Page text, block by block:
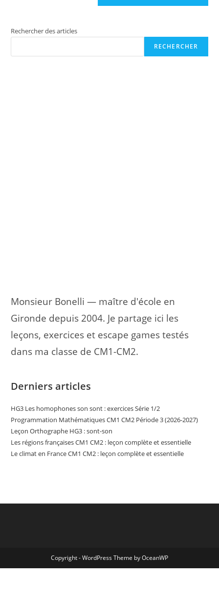
Rechercher des articles
RECHERCHER
Monsieur Bonelli — maître d'école en
Gironde depuis 2004. Je partage ici les
leçons, exercices et escape games testés
dans ma classe de CM1-CM2.
Derniers articles
HG3 Les homophones son sont : exercices Série 1/2
Programmation Mathématiques CM1 CM2 Période 3 (2026-2027)
Leçon Orthographe HG3 : sont-son
Les régions françaises CM1 CM2 : leçon complète et essentielle
Le climat en France CM1 CM2 : leçon complète et essentielle
Copyright - WordPress Theme by OceanWP